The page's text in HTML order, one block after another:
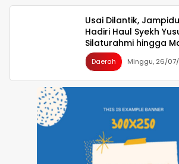
Usai Dilantik,
Hadiri Haul Syekh
Silaturahmi hingga
Makassar
Daerah Minggu, 26/